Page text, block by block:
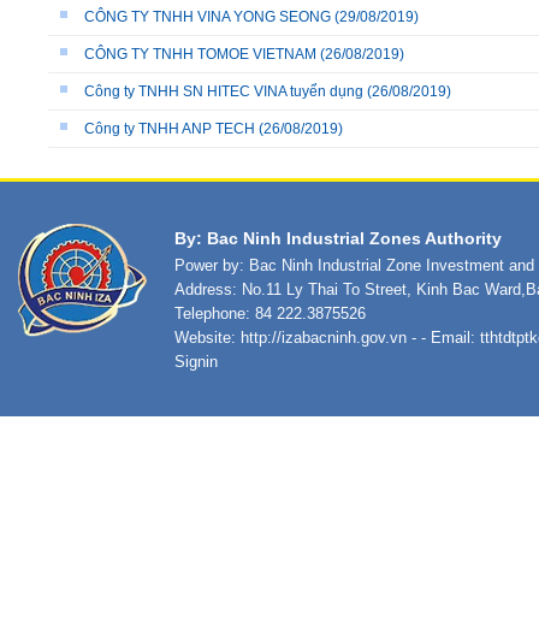
CÔNG TY TNHH VINA YONG SEONG (29/08/2019)
CÔNG TY TNHH TOMOE VIETNAM (26/08/2019)
Công ty TNHH SN HITEC VINA tuyển dụng (26/08/2019)
Công ty TNHH ANP TECH (26/08/2019)
By: Bac Ninh Industrial Zones Authority
Power by: Bac Ninh Industrial Zone Investment
Address: No.11 Ly Thai To Street, Kinh Bac
Telephone: 84 222.3875526
Website: http://izabacninh.gov.vn - - Email:
Signin